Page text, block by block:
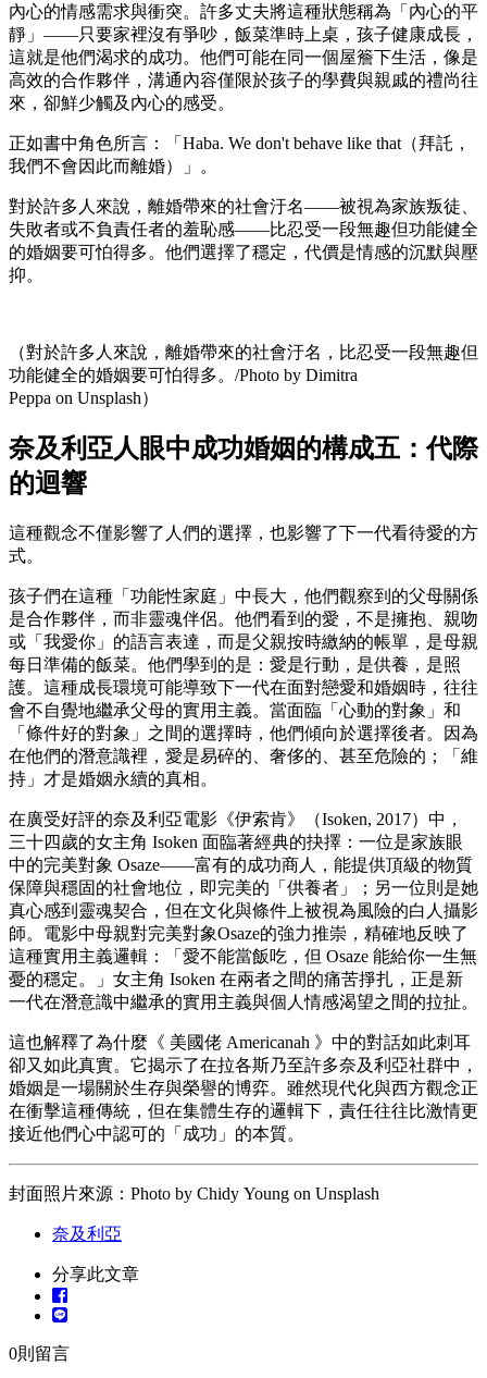
內心的情感需求與衝突。許多丈夫將這種狀態稱為「內心的平
靜」——只要家裡沒有爭吵，飯菜準時上桌，孩子健康成長，
這就是他們渴求的成功。他們可能在同一個屋簷下生活，像是
高效的合作夥伴，溝通內容僅限於孩子的學費與親戚的禮尚往
來，卻鮮少觸及內心的感受。
正如書中角色所言：「Haba. We don't behave like that（拜託，
我們不會因此而離婚）」。
對於許多人來說，離婚帶來的社會汙名——被視為家族叛徒、
失敗者或不負責任者的羞恥感——比忍受一段無趣但功能健全
的婚姻要可怕得多。他們選擇了穩定，代價是情感的沉默與壓
抑。
（對於許多人來說，離婚帶來的社會汙名，比忍受一段無趣但
功能健全的婚姻要可怕得多。/Photo by Dimitra
Peppa on Unsplash）
奈及利亞人眼中成功婚姻的構成五：代際
的迴響
這種觀念不僅影響了人們的選擇，也影響了下一代看待愛的方
式。
孩子們在這種「功能性家庭」中長大，他們觀察到的父母關係
是合作夥伴，而非靈魂伴侶。他們看到的愛，不是擁抱、親吻
或「我愛你」的語言表達，而是父親按時繳納的帳單，是母親
每日準備的飯菜。他們學到的是：愛是行動，是供養，是照
護。這種成長環境可能導致下一代在面對戀愛和婚姻時，往往
會不自覺地繼承父母的實用主義。當面臨「心動的對象」和
「條件好的對象」之間的選擇時，他們傾向於選擇後者。因為
在他們的潛意識裡，愛是易碎的、奢侈的、甚至危險的；「維
持」才是婚姻永續的真相。
在廣受好評的奈及利亞電影《伊索肯》（Isoken, 2017）中，
三十四歲的女主角 Isoken 面臨著經典的抉擇：一位是家族眼
中的完美對象 Osaze——富有的成功商人，能提供頂級的物質
保障與穩固的社會地位，即完美的「供養者」；另一位則是她
真心感到靈魂契合，但在文化與條件上被視為風險的白人攝影
師。電影中母親對完美對象Osaze的強力推崇，精確地反映了
這種實用主義邏輯：「愛不能當飯吃，但 Osaze 能給你一生無
憂的穩定。」女主角 Isoken 在兩者之間的痛苦掙扎，正是新
一代在潛意識中繼承的實用主義與個人情感渴望之間的拉扯。
這也解釋了為什麼《 美國佬 Americanah 》中的對話如此刺耳
卻又如此真實。它揭示了在拉各斯乃至許多奈及利亞社群中，
婚姻是一場關於生存與榮譽的博弈。雖然現代化與西方觀念正
在衝擊這種傳統，但在集體生存的邏輯下，責任往往比激情更
接近他們心中認可的「成功」的本質。
封面照片來源：Photo by Chidy Young on Unsplash
奈及利亞
分享此文章
0則留言